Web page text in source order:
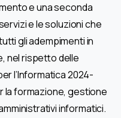
e una seconda
e le soluzioni che
gli adempimenti in
nel rispetto delle
l’Informatica 2024-
la formazione, gestione
informatici.